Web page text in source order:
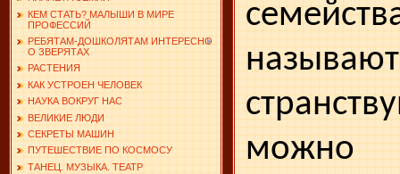
КЕМ СТАТЬ? МАЛЫШИ В МИРЕ
ПРОФЕССИЙ
РЕБЯТАМ-ДОШКОЛЯТАМ ИНТЕРЕСНО
О ЗВЕРЯТАХ
РАСТЕНИЯ
КАК УСТРОЕН ЧЕЛОВЕК
НАУКА ВОКРУГ НАС
ВЕЛИКИЕ ЛЮДИ
СЕКРЕТЫ МАШИН
ПУТЕШЕСТВИЕ ПО КОСМОСУ
ТАНЕЦ. МУЗЫКА. ТЕАТР
называют
можно